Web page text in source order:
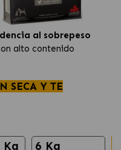
al sobrepeso
alto contenido
los nutrientes
SECA Y TE
Kg 6 Kg